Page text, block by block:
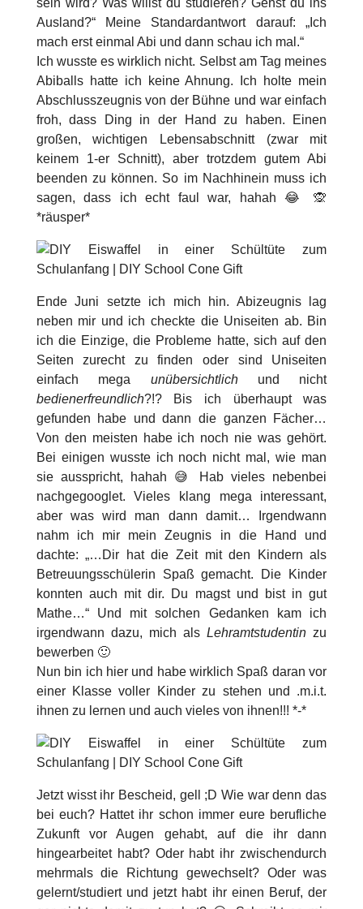
sein wird? Was willst du studieren? Gehst du ins
Ausland?“ Meine Standardantwort darauf: „Ich
mach erst einmal Abi und dann schau ich mal.“
Ich wusste es wirklich nicht. Selbst am Tag meines
Abiballs hatte ich keine Ahnung. Ich holte mein
Abschlusszeugnis von der Bühne und war einfach
froh, dass Ding in der Hand zu haben. Einen
großen, wichtigen Lebensabschnitt (zwar mit
keinem 1-er Schnitt), aber trotzdem gutem Abi
beenden zu können. So im Nachhinein muss ich
sagen, dass ich echt faul war, hahah 😂 🙊
*räusper*
Ende Juni setzte ich mich hin. Abizeugnis lag
neben mir und ich checkte die Uniseiten ab. Bin
ich die Einzige, die Probleme hatte, sich auf den
Seiten zurecht zu finden oder sind Uniseiten
einfach mega unübersichtlichund nicht
bedienerfreundlich?!? Bis ich überhaupt was
gefunden habe und dann die ganzen Fächer…
Von den meisten habe ich noch nie was gehört.
Bei einigen wusste ich noch nicht mal, wie man
sie ausspricht, hahah 😅 Hab vieles nebenbei
nachgegooglet. Vieles klang mega interessant,
aber was wird man dann damit… Irgendwann
nahm ich mir mein Zeugnis in die Hand und
dachte: „…Dir hat die Zeit mit den Kindern als
Betreuungsschülerin Spaß gemacht. Die Kinder
konnten auch mit dir. Du magst und bist in gut
Mathe…“ Und mit solchen Gedanken kam ich
irgendwann dazu, mich alsLehramtstudentin zu
bewerben 🙂
Nun bin ich hier und habe wirklich Spaß daran vor
einer Klasse voller Kinder zu stehen und .m.i.t.
ihnen zu lernen und auch vieles von ihnen!!! *-*
Jetzt wisst ihr Bescheid, gell ;D Wie war denn das
bei euch? Hattet ihr schon immer eure berufliche
Zukunft vor Augen gehabt, auf die ihr dann
hingearbeitet habt? Oder habt ihr zwischendurch
mehrmals die Richtung gewechselt? Oder was
gelernt/studiert und jetzt habt ihr einen Beruf, der